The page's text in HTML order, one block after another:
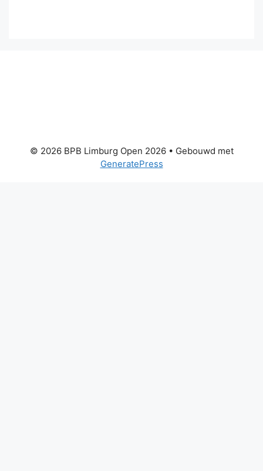
© 2026 BPB Limburg Open 2026• Gebouwd met
GeneratePress